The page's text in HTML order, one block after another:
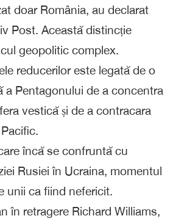
doar România, au declarat
Post. Această distincție
geopolitic complex.
reducerilor este legată de o
a Pentagonului de a concentra
vestică și de a contracara
încă se confruntă cu
Rusiei în Ucraina, momentul
unii ca fiind nefericit.
în retragere Richard Williams,